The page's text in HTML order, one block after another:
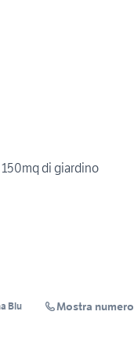
150mq di giardino
Blu Mostra numero